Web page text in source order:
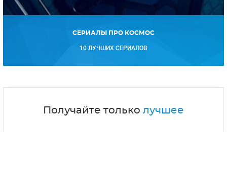
СЕРИАЛЫ ПРО КОСМОС
10 ЛУЧШИХ СЕРИАЛОВ
Получайте только лучшее